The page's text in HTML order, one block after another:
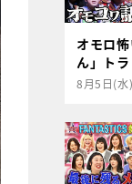
オモロ
ん」ト
8月5日(水